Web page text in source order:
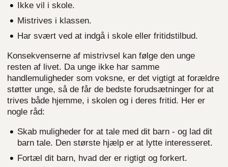
Ikke vil i skole.
Mistrives i klassen.
Har svært ved at indgå i skole eller fritidstilbud.
Konsekvenserne af mistrivsel kan følge den unge
resten af livet. Da unge ikke har samme
handlemuligheder som voksne, er det vigtigt at forældre
støtter unge, så de får de bedste forudsætninger for at
trives både hjemme, i skolen og i deres fritid. Her er
nogle råd:
Skab muligheder for at tale med dit barn - og lad dit
barn tale. Den største hjælp er at lytte interesseret.
Fortæl dit barn, hvad der er rigtigt og forkert.